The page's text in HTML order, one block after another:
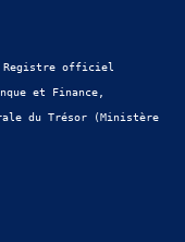
Registre officiel
et Finance,
du Trésor (Ministère